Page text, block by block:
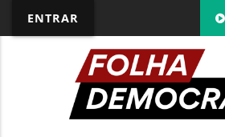
ENTRAR